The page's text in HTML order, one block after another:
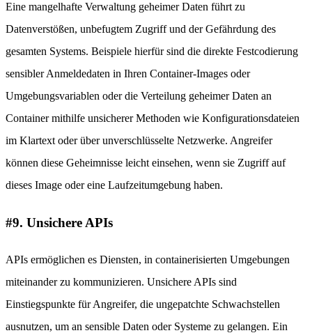
Eine mangelhafte Verwaltung geheimer Daten führt zu
Datenverstößen, unbefugtem Zugriff und der Gefährdung des
gesamten Systems. Beispiele hierfür sind die direkte Festcodierung
sensibler Anmeldedaten in Ihren Container-Images oder
Umgebungsvariablen oder die Verteilung geheimer Daten an
Container mithilfe unsicherer Methoden wie Konfigurationsdateien
im Klartext oder über unverschlüsselte Netzwerke. Angreifer
können diese Geheimnisse leicht einsehen, wenn sie Zugriff auf
dieses Image oder eine Laufzeitumgebung haben.
#9. Unsichere APIs
APIs ermöglichen es Diensten, in containerisierten Umgebungen
miteinander zu kommunizieren. Unsichere APIs sind
Einstiegspunkte für Angreifer, die ungepatchte Schwachstellen
ausnutzen, um an sensible Daten oder Systeme zu gelangen. Ein